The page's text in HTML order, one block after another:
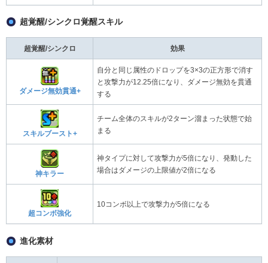
超覚醒/シンクロ覚醒スキル
超覚醒/シンクロ 効果
ダメージ無効貫通+
自分と同じ属性のドロップを3×3の正方形で消す
と攻撃力が12.25倍になり、ダメージ無効を貫通
する
スキルブースト+
チーム全体のスキルが2ターン溜まった状態で始
まる
神キラー
神タイプに対して攻撃力が5倍になり、発動した
場合はダメージの上限値が2倍になる
超コンボ強化
10コンボ以上で攻撃力が5倍になる
進化素材